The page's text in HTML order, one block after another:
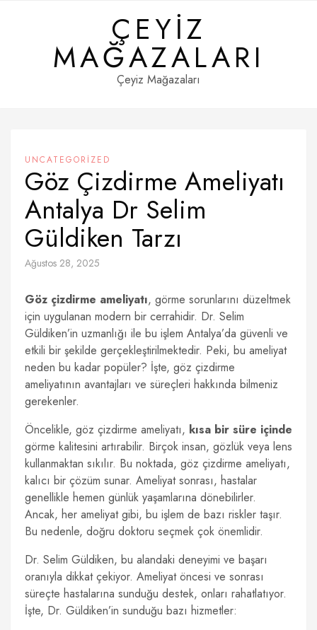
ÇEYIZ
MAĞAZALARI
Çeyiz Mağazaları
UNCATEGORIZED
Göz Çizdirme Ameliyatı
Antalya Dr Selim
Güldiken Tarzı
Ağustos 28, 2025
Göz çizdirme ameliyatı, görme sorunlarını düzeltmek
için uygulanan modern bir cerrahidir. Dr. Selim
Güldiken’in uzmanlığı ile bu işlem Antalya’da güvenli ve
etkili bir şekilde gerçekleştirilmektedir. Peki, bu ameliyat
neden bu kadar popüler? İşte, göz çizdirme
ameliyatının avantajları ve süreçleri hakkında bilmeniz
gerekenler.
Öncelikle, göz çizdirme ameliyatı, kısa bir süre içinde
görme kalitesini artırabilir. Birçok insan, gözlük veya lens
kullanmaktan sıkılır. Bu noktada, göz çizdirme ameliyatı,
kalıcı bir çözüm sunar. Ameliyat sonrası, hastalar
genellikle hemen günlük yaşamlarına dönebilirler.
Ancak, her ameliyat gibi, bu işlem de bazı riskler taşır.
Bu nedenle, doğru doktoru seçmek çok önemlidir.
Dr. Selim Güldiken, bu alandaki deneyimi ve başarı
oranıyla dikkat çekiyor. Ameliyat öncesi ve sonrası
süreçte hastalarına sunduğu destek, onları rahatlatıyor.
İşte, Dr. Güldiken’in sunduğu bazı hizmetler: